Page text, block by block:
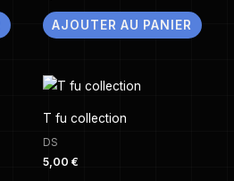
AJOUTER AU PANIER
T fu collection
DS
5,00 €